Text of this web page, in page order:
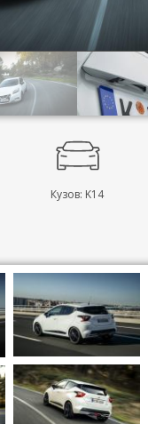
Кузов: K14